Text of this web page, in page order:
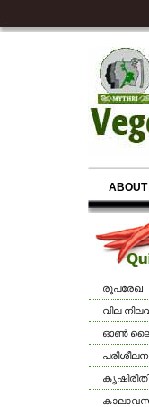
ABOUT
രൂപരേഖ
വില
ഓണ്‍